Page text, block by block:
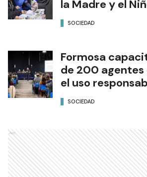
la Madre y el
SOCIEDAD
Formosa
de 200
el uso
SOCIEDAD
Ads